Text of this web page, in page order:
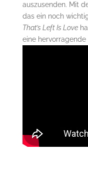
auszusenden. Mit
das ein noch
That’s Left Is Love
eine